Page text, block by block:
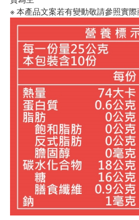
※ 本產品文案若有變動敬請參照實